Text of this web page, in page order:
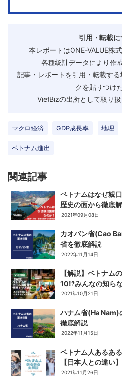
引用・転載に
本レポートはONE-VALUE株
各種統計データにより作
記事・レポートを引用・転載す
クを貼りつけ
VietBizの出所として取り扱
マクロ経済 GDP成長率 地理
ベトナム進出
関連記事
ベトナムはなぜ親
歴史の面から徹底
2021年09月08日
カオバン省(Cao
省を徹底解説
2022年11月14日
【解説】ベトナム
10!?みんなの知ら
2021年10月21日
ハナム省(Ha Nam)
徹底解説
2022年11月15日
ベトナム人あるあ
【日本人との違い】
2021年11月26日